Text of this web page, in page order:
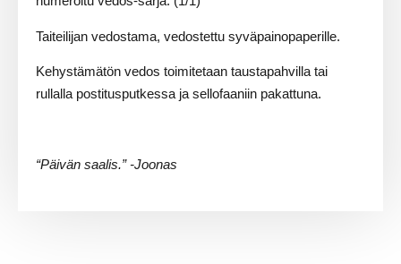
Taiteilijan vedostama, vedostettu syväpainopaperille.
Kehystämätön vedos toimitetaan taustapahvilla tai
rullalla postitusputkessa ja sellofaaniin pakattuna.
“Päivän saalis.” -Joonas